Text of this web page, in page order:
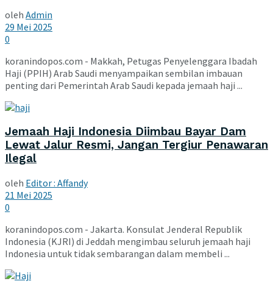
oleh Admin
29 Mei 2025
0
koranindopos.com - Makkah, Petugas Penyelenggara Ibadah
Haji (PPIH) Arab Saudi menyampaikan sembilan imbauan
penting dari Pemerintah Arab Saudi kepada jemaah haji ...
Jemaah Haji Indonesia Diimbau Bayar Dam
Lewat Jalur Resmi, Jangan Tergiur Penawaran
Ilegal
oleh Editor : Affandy
21 Mei 2025
0
koranindopos.com - Jakarta. Konsulat Jenderal Republik
Indonesia (KJRI) di Jeddah mengimbau seluruh jemaah haji
Indonesia untuk tidak sembarangan dalam membeli ...